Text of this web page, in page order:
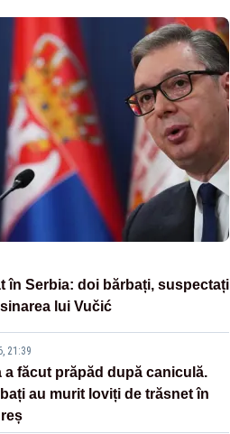
în Serbia: doi bărbați, suspectați
lui Vučić
21:39
a făcut prăpăd după caniculă.
au murit loviți de trăsnet în